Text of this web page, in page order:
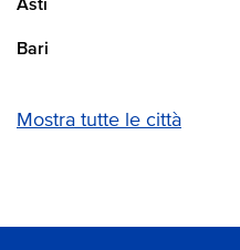
Asti
Bari
Mostra tutte le città